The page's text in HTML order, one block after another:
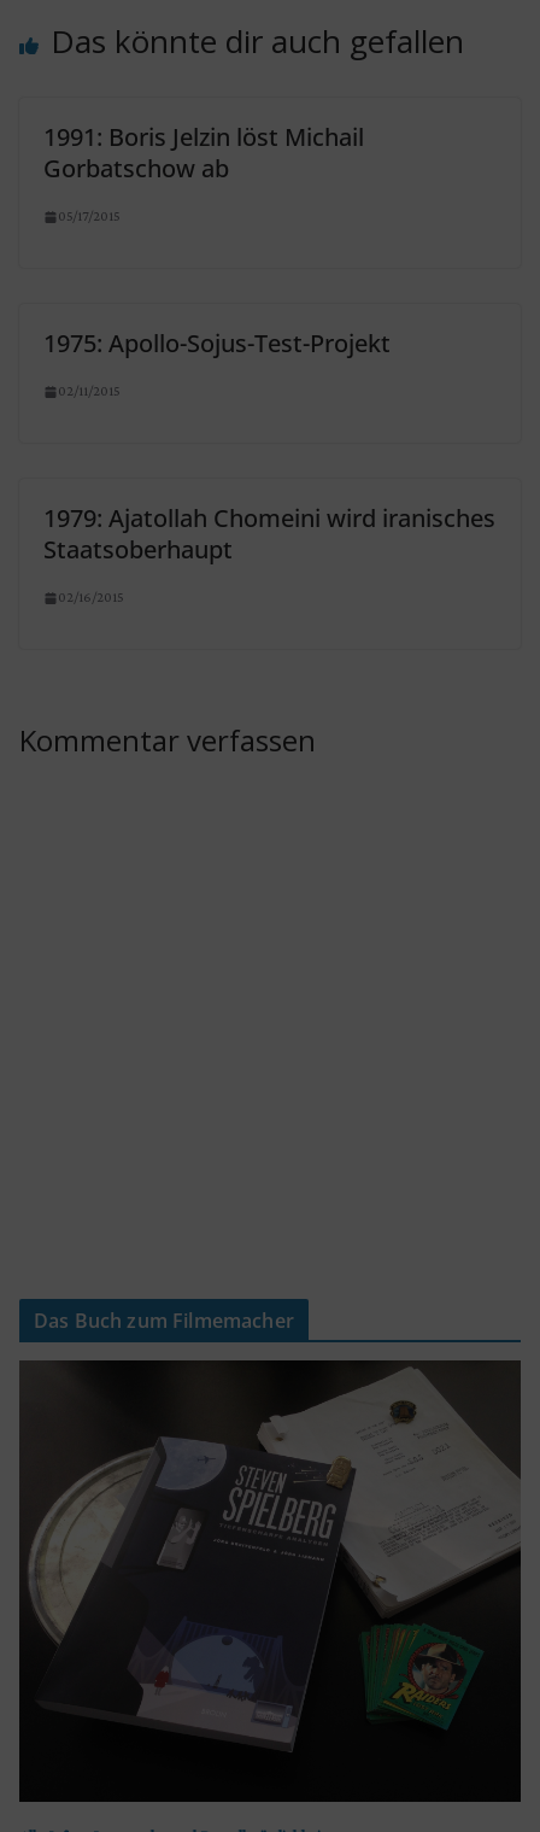
Das könnte dir auch gefallen
1991: Boris Jelzin löst Michail
Gorbatschow ab
05/17/2015
1975: Apollo-Sojus-Test-Projekt
02/11/2015
1979: Ajatollah Chomeini wird iranisches
Staatsoberhaupt
02/16/2015
Kommentar verfassen
Das Buch zum Filmemacher